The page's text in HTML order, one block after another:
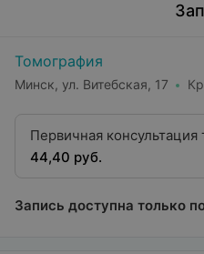
Томография
Минск, ул. Витебская, 17
Первичная консультация
ортопеда первой
44,40 руб.
Запись доступна только